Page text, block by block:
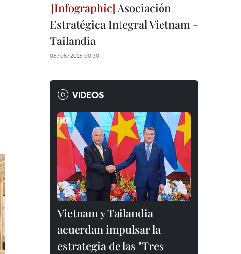
Asociación
Estratégica Integral Vietnam -
Tailandia
06/08/2026 00:30
VIDEOS
Vietnam y Tailandia
acuerdan impulsar la
estrategia de las "Tres